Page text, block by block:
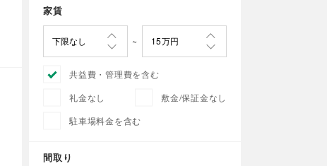
家賃
共益費・管理費を含む
礼金なし
敷金/保証金なし
駐車場料金を含む
間取り